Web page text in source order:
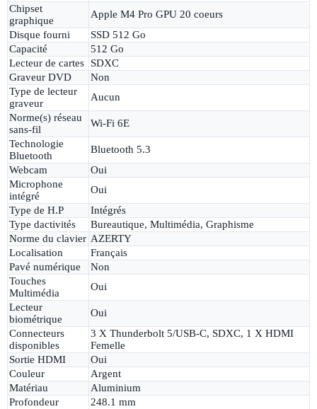
Chipset
graphique
Apple M4 Pro GPU 20 coeurs
Disque fourni
SSD 512 Go
Capacité
512 Go
Lecteur de cartes
SDXC
Graveur DVD
Non
Type de lecteur
graveur
Aucun
Norme(s) réseau
sans-fil
Wi-Fi 6E
Technologie
Bluetooth
Bluetooth 5.3
Webcam
Oui
Microphone
intégré
Oui
Type de H.P
Intégrés
Type dactivités
Bureautique, Multimédia, Graphisme
Norme du clavier AZERTY
Localisation
Français
Pavé numérique
Non
Touches
Multimédia
Oui
Lecteur
biométrique
Oui
Connecteurs
disponibles
3 X Thunderbolt 5/USB-C, SDXC, 1 X HDMI
Femelle
Sortie HDMI
Oui
Couleur
Argent
Matériau
Aluminium
Profondeur
248.1 mm